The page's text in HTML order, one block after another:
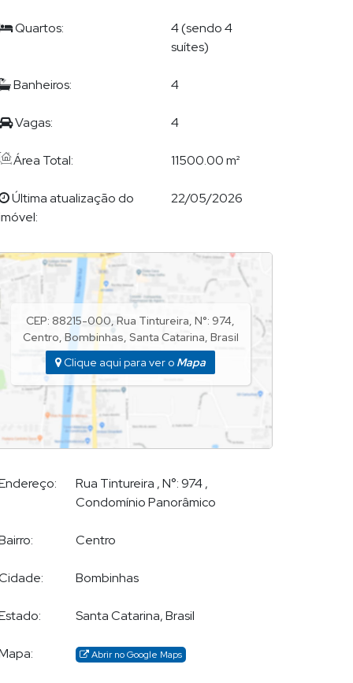
Quartos:
4 (sendo 4
suítes)
Banheiros: 4
Vagas: 4
Área Total: 11500.00 m²
Última atualização do
22/05/2026
CEP: 88215-000,Rua Tintureira,N°: 974,
Centro, Bombinhas, Santa Catarina, Brasil
Clique aqui para ver o Mapa
Rua Tintureira ,N°:974,
Condomínio Panorâmico
Centro
Bombinhas
Santa Catarina, Brasil
Abrir no Google Maps